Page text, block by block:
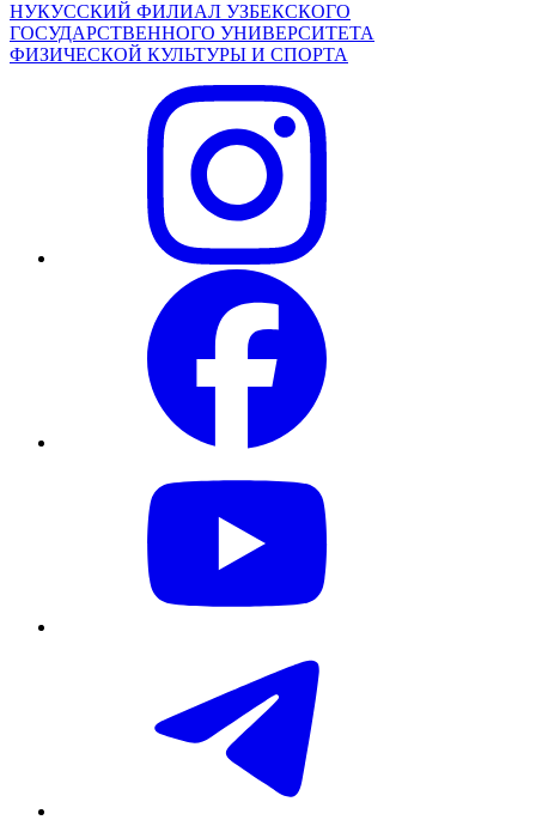
НУКУССКИЙ ФИЛИАЛ УЗБЕКСКОГО
ГОСУДАРСТВЕННОГО УНИВЕРСИТЕТА
ФИЗИЧЕСКОЙ КУЛЬТУРЫ И СПОРТА